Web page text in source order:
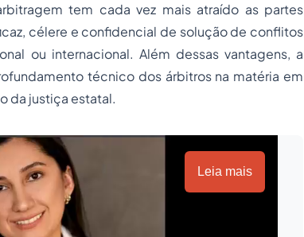
tem cada vez mais atraído as partes
célere e confidencial de solução de conflitos
ou internacional. Além dessas vantagens, a
técnico dos árbitros na matéria em
da justiça estatal.
Leia mais